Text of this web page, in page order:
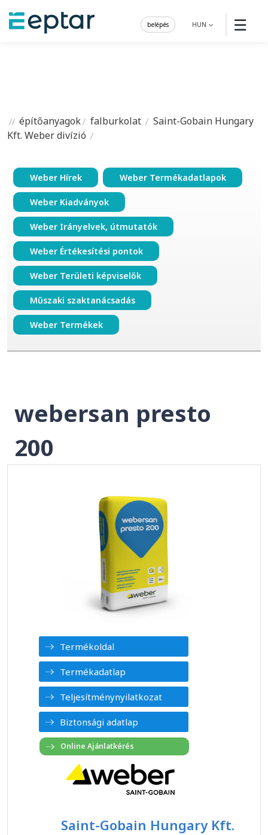
☰
HUN
belépés
építőanyagok falburkolat
Saint-Gobain Hungary
Kft. Weber divízió
Weber Hírek Weber Termékadatlapok
Weber Kiadványok
Weber Irányelvek, útmutatók
Weber Értékesítési pontok
Weber Területi képviselők
Műszaki szaktanácsadás
Weber Termékek
webersan presto
200
Termékoldal
Termékadatlap
Teljesítménynyilatkozat
Biztonsági adatlap
Saint-Gobain Hungary Kft.